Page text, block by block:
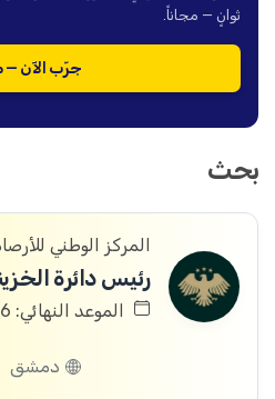
ثوانٍ — مجاناً.
جرّب الآن —
بحث
المركز الوطني
رئيس دائرة
الموعد النهائي: 06/06/2026
دمشق